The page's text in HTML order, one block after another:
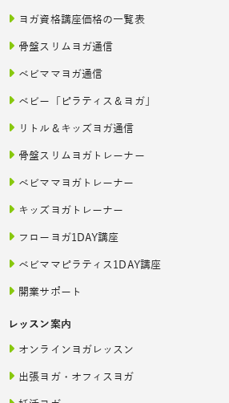
ヨガ資格講座価格の一覧表
骨盤スリムヨガ通信
ベビママヨガ通信
ベビー「ピラティス＆ヨガ」
リトル＆キッズヨガ通信
骨盤スリムヨガトレーナー
ベビママヨガトレーナー
キッズヨガトレーナー
フローヨガ1DAY講座
ベビママピラティス1DAY講座
開業サポート
レッスン案内
オンラインヨガレッスン
出張ヨガ・オフィスヨガ